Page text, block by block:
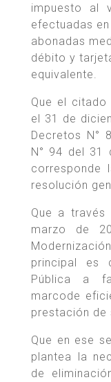
impuesto al
efectuadas
abonadas
débito y
equivalente.
Que el citado
el 31 de
Decretos N°
N° 94 del 31
corresponde
resolución
Que a
marzo de
principal es
Pública a
marcode
prestación de
Que en ese
plantea la
de